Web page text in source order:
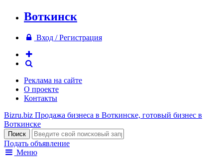
Воткинск
Вход / Регистрация
Реклама на сайте
О проекте
Контакты
Bizru.biz Продажа бизнеса в Воткинске, готовый бизнес в
Воткинске
Подать объявление
Меню